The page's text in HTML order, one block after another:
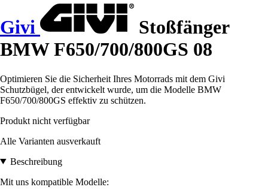
Givi
Stoßfänger
BMW F650/700/800GS 08
Optimieren Sie die Sicherheit Ihres Motorrads mit dem Givi
Schutzbügel, der entwickelt wurde, um die Modelle BMW
F650/700/800GS effektiv zu schützen.
Produkt nicht verfügbar
Alle Varianten ausverkauft
Beschreibung
Mit uns kompatible Modelle: